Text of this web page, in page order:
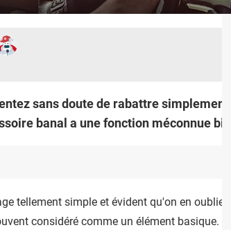
sans doute de rabattre
banal a une fonction méconnue
tellement simple et évident qu'on en oublie
considéré comme un élément basique.